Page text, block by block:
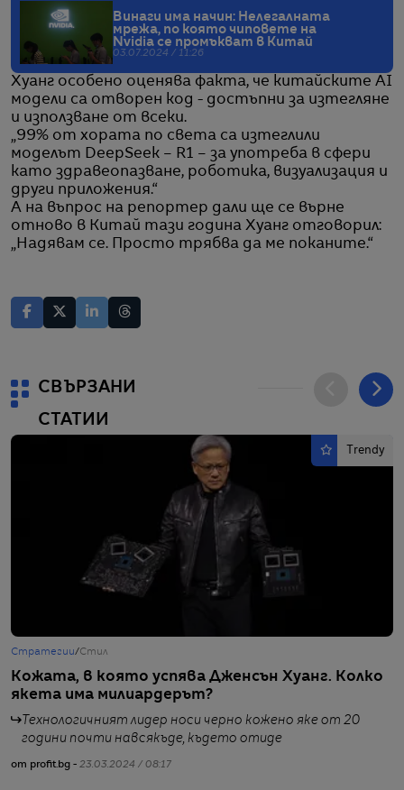
Винаги има начин: Нелегалната
мрежа, по която чиповете на
Nvidia се промъкват в Китай
03.07.2024 / 11:26
Хуанг особено оценява факта, че китайските AI
модели са отворен код - достъпни за изтегляне
и използване от всеки.
„99% от хората по света са изтеглили
моделът DeepSeek – R1 – за употреба в сфери
като здравеопазване, роботика, визуализация и
други приложения.“
А на въпрос на репортер дали ще се върне
отново в Китай тази година Хуанг отговорил:
„Надявам се. Просто трябва да ме поканите.“
СВЪРЗАНИ
СТАТИИ
Trendy
Стратегии/Стил
Кожата, в която успява Дженсън Хуанг. Колко
якета има милиардерът?
Технологичният лидер носи черно кожено яке от 20
години почти навсякъде, където отиде
от profit.bg - 23.03.2024 / 08:17